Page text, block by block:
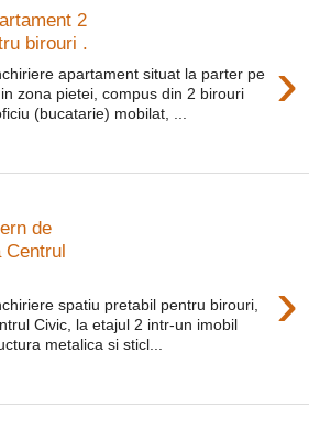
2
birouri .
›
apartament situat la parter pe
zona pietei, compus din 2 birouri
(bucatarie) mobilat, ...
de
Centrul
›
spatiu pretabil pentru birouri,
Civic, la etajul 2 intr-un imobil
metalica si sticl...